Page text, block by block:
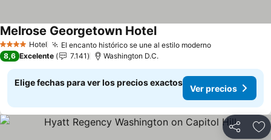
4 EstrellasHotel El encanto histórico se une al estilo modernoVer precios
Melrose Georgetown HotelVer precios
8,6 Excelente 7.141 Washington D.C.
Elige fechas para ver los precios exactos
Ver precios
Compartir